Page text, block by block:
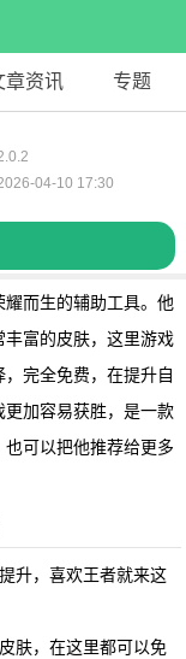
章资讯 专题
04-10 17:30
而生的辅助工具。他
富的皮肤，这里游戏
完全免费，在提升自
加容易获胜，是一款
可以把他推荐给更多
升，喜欢王者就来这
肤，在这里都可以免